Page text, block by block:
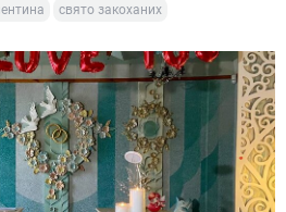
свято закоханих